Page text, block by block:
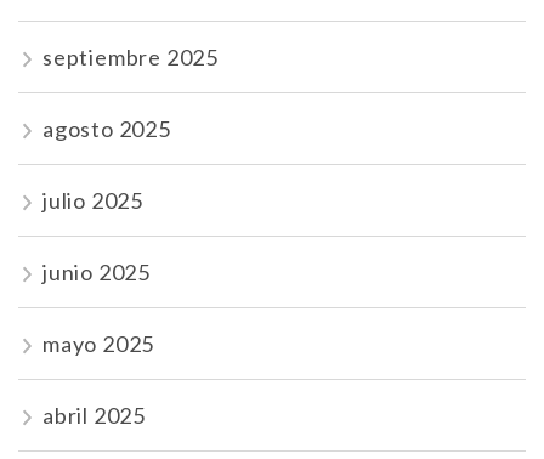
septiembre 2025
agosto 2025
julio 2025
junio 2025
mayo 2025
abril 2025